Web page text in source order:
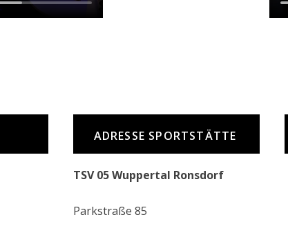
ADRESSE SPORTSTÄTTE
TSV 05 Wuppertal Ronsdorf
Parkstraße 85